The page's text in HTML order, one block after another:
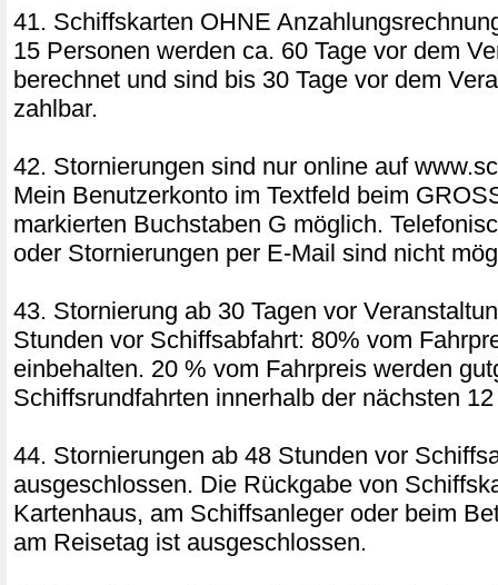
41. Schiffskarten OHNE
15 Personen werden ca. 60 Tage vor dem
berechnet und sind bis 30 Tage vor dem
zahlbar.
42. Stornierungen sind nur online auf
Mein Benutzerkonto im Textfeld beim
markierten Buchstaben G möglich.
oder Stornierungen per E-Mail sind nicht
43. Stornierung ab 30 Tagen vor
Stunden vor Schiffsabfahrt: 80% vom
einbehalten. 20 % vom Fahrpreis werden
Schiffsrundfahrten innerhalb der nächsten
44. Stornierungen ab 48 Stunden vor
ausgeschlossen. Die Rückgabe von
Kartenhaus, am Schiffsanleger oder beim
am Reisetag ist ausgeschlossen.